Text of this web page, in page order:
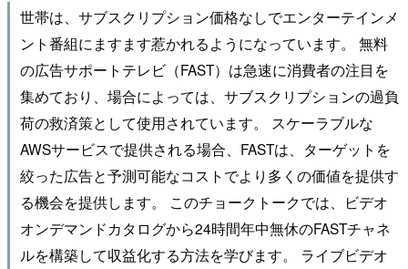
世帯は、サブスクリプション価格なしでエンターテインメ
ント番組にますます惹かれるようになっています。 無料
の広告サポートテレビ（FAST）は急速に消費者の注目を
集めており、場合によっては、サブスクリプションの過負
荷の救済策として使用されています。 スケーラブルな
AWSサービスで提供される場合、FASTは、ターゲットを
絞った広告と予測可能なコストでより多くの価値を提供す
る機会を提供します。 このチョークトークでは、ビデオ
オンデマンドカタログから24時間年中無休のFASTチャネ
ルを構築して収益化する方法を学びます。 ライブビデオ